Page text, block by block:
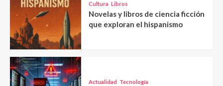
Cultura Libros
Novelas y libros de ciencia ficción
que exploran el hispanismo
Actualidad Tecnología